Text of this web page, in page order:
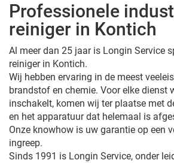
Professionele
reiniger in Kontich
Al meer dan 25 jaar is Longin Service
reiniger in Kontich.
Wij hebben ervaring in de meest
brandstof en chemie. Voor elke dienst
inschakelt, komen wij ter plaatse met
en het apparatuur dat helemaal is
Onze knowhow is uw garantie op een
ingreep.
Sinds 1991 is Longin Service, onder